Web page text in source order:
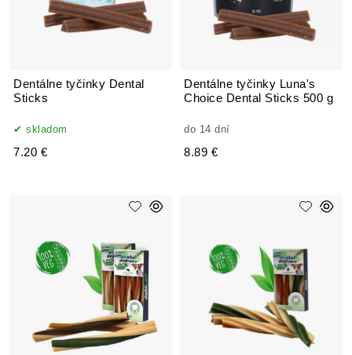
Dentálne tyčinky Dental
Sticks
skladom
7.20 €
Dentálne tyčinky Luna's
Choice Dental Sticks 500 g
do 14 dní
8.89 €